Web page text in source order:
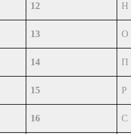
12 Н
13 О
14 П
15 Р
16 С